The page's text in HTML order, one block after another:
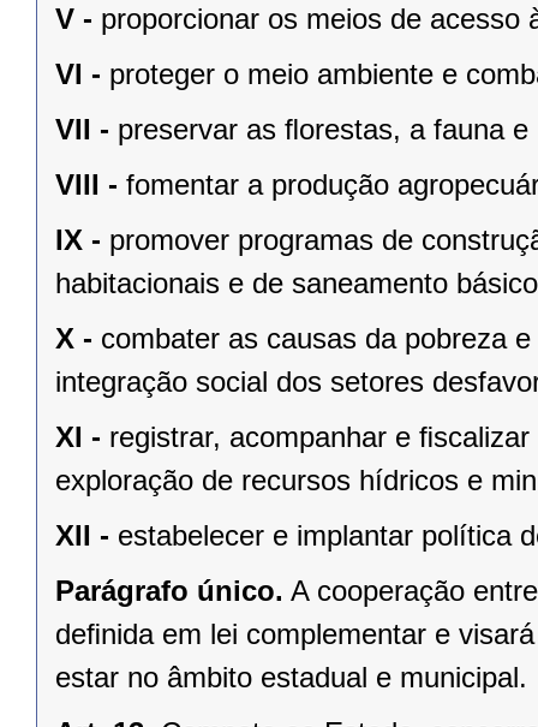
V - proporcionar os meios de acesso
VI - proteger o meio ambiente e
VII - preservar as ﬂorestas, a fauna e
VIII - fomentar a produção
IX - promover programas de
habitacionais e de saneamento
X - combater as causas da pobreza
integração social dos setores
XI - registrar, acompanhar e
exploração de recursos hídricos e
XII - estabelecer e implantar política
Parágrafo único. A cooperação
deﬁnida em lei complementar e
estar no âmbito estadual e municipal.